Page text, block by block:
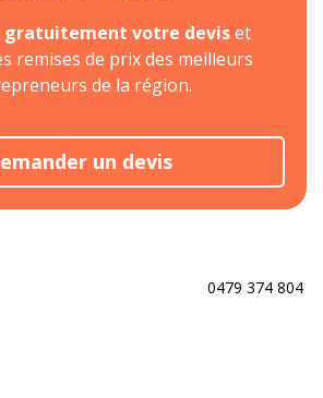
gratuitement votre deviset
remises de prix des meilleurs
de la région.
un devis
0479 374 804